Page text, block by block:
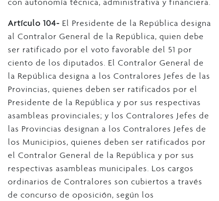
Artículo 104- El Presidente de la República designa
al Contralor General de la República, quien debe
ser ratificado por el voto favorable del 51 por
ciento de los diputados. El Contralor General de
la República designa a los Contralores Jefes de las
Provincias, quienes deben ser ratificados por el
Presidente de la República y por sus respectivas
asambleas provinciales; y los Contralores Jefes de
las Provincias designan a los Contralores Jefes de
los Municipios, quienes deben ser ratificados por
el Contralor General de la República y por sus
respectivas asambleas municipales. Los cargos
ordinarios de Contralores son cubiertos a través
de concurso de oposición, según los